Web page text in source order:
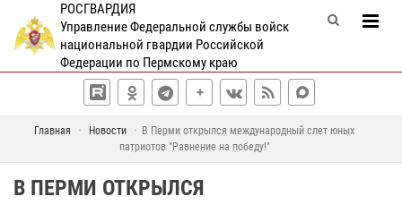
РОСГВАРДИЯ
Управление Федеральной службы войск
национальной гвардии Российской
Федерации по Пермскому краю
Главная Новости
В Перми открылся международный слет юных
патриотов "Равнение на победу!"
В ПЕРМИ ОТКРЫЛСЯ